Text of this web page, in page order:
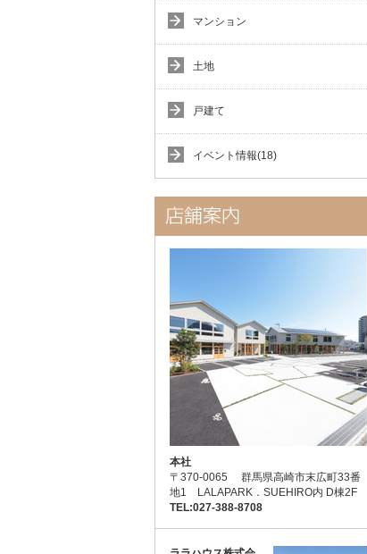
マンション
土地
戸建て
イベント情報(18)
本社
〒370-0065 群馬県高崎市末広町33番
地1 LALAPARK．SUEHIRO内 D棟2F
TEL:027-388-8708